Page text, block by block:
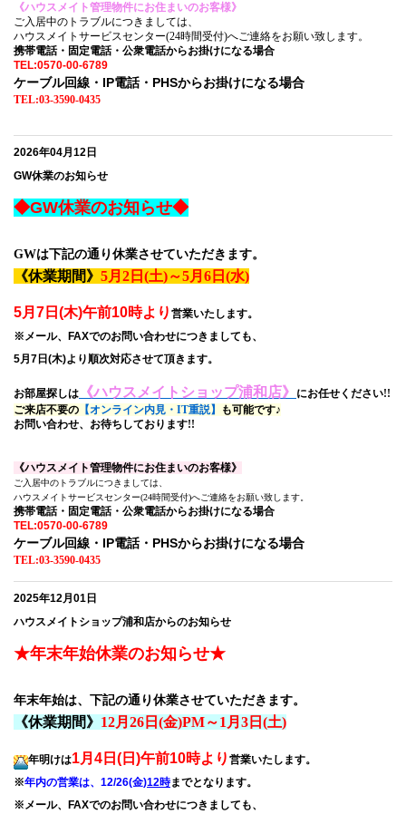
《ハウスメイト管理物件にお住まいのお客様》
ご入居中のトラブルにつきましては、
ハウスメイトサービスセンター(24時間受付)へご連絡をお願い致します。
携帯電話・固定電話・公衆電話からお掛けになる場合
TEL:0570-00-6789
ケーブル回線・IP電話・PHSからお掛けになる場合
TEL:03-3590-0435
2026年04月12日
GW休業のお知らせ
◆GW休業のお知らせ◆
GWは下記の通り休業させていただきます。
《休業期間》 5月2日(土)～5月6日(水)
5月7日(木)午前10時より 営業いたします。
※メール、FAXでのお問い合わせにつきましても、
5月7日(木)より順次対応させて頂きます。
お部屋探しは 《ハウスメイトショップ浦和店》
にお任せください!!
ご来店不要の 【オンライン内見・IT重説】
も可能です♪
お問い合わせ、お待ちしております!!
《ハウスメイト管理物件にお住まいのお客様》
ご入居中のトラブルにつきましては、
ハウスメイトサービスセンター(24時間受付)へご連絡をお願い致します。
携帯電話・固定電話・公衆電話からお掛けになる場合
TEL:0570-00-6789
ケーブル回線・IP電話・PHSからお掛けになる場合
TEL:03-3590-0435
2025年12月01日
ハウスメイトショップ浦和店からのお知らせ
★年末年始休業のお知らせ★
年末年始は、下記の通り休業させていただきます。
《休業期間》 12月26日(金)PM～1月3日(土)
年明けは1月4日(日)午前10時より 営業いたします。
※年内の営業は、12/26(金)12時までとなります。
※メール、FAXでのお問い合わせにつきましても、